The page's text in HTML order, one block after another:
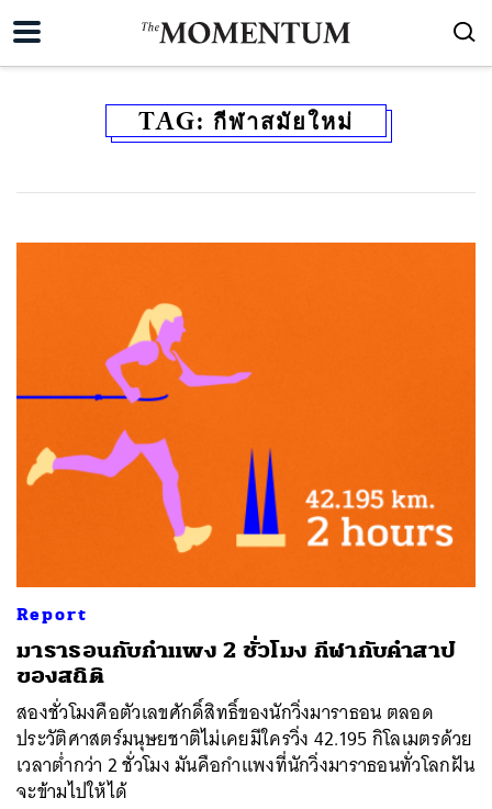
TAG: กีฬาสมัยใหม่
Report
มาราธอนกับกำแพง 2 ชั่วโมง กีฬากับคำสาป
ของสถิติ
สองชั่วโมงคือตัวเลขศักดิ์สิทธิ์ของนักวิ่งมาราธอน ตลอด
ประวัติศาสตร์มนุษยชาติไม่เคยมีใครวิ่ง 42.195 กิโลเมตรด้วย
เวลาต่ำกว่า 2 ชั่วโมง มันคือกำแพงที่นักวิ่งมาราธอนทั่วโลกฝัน
จะข้ามไปให้ได้